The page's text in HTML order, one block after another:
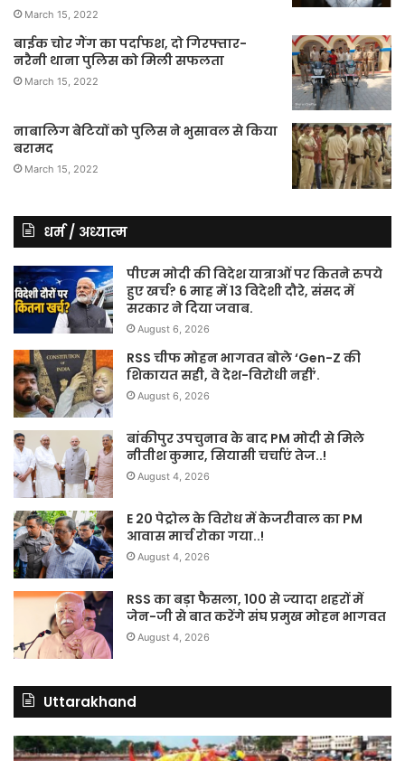
March 15, 2022
बाईक चोर गैंग का पर्दाफश, दो गिरफ्तार-
नरैनी थाना पुलिस को मिली सफलता
March 15, 2022
नाबालिग बेटियों को पुलिस ने भुसावल से किया
बरामद
March 15, 2022
धर्म / अध्यात्म
पीएम मोदी की विदेश यात्राओं पर कितने रुपये
हुए खर्च? 6 माह में 13 विदेशी दौरे, संसद में
सरकार ने दिया जवाब.
August 6, 2026
RSS चीफ मोहन भागवत बोले ‘Gen-Z की
शिकायत सही, वे देश-विरोधी नहीं’.
August 6, 2026
बांकीपुर उपचुनाव के बाद PM मोदी से मिले
नीतीश कुमार, सियासी चर्चाएं तेज..!
August 4, 2026
E 20 पेट्रोल के विरोध में केजरीवाल का PM
आवास मार्च रोका गया..!
August 4, 2026
RSS का बड़ा फैसला, 100 से ज्यादा शहरों में
जेन-जी से बात करेंगे संघ प्रमुख मोहन भागवत
August 4, 2026
Uttarakhand